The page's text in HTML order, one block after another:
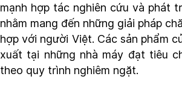
mạnh hợp tác nghiên cứu và phát
nhằm mang đến những giải pháp
hợp với người Việt. Các sản phẩm
xuất tại những nhà máy đạt tiêu
theo quy trình nghiêm ngặt.